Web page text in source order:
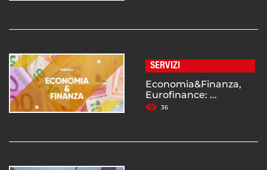
SERVIZI
Economia&Finanza,
Eurofinance: ...
36